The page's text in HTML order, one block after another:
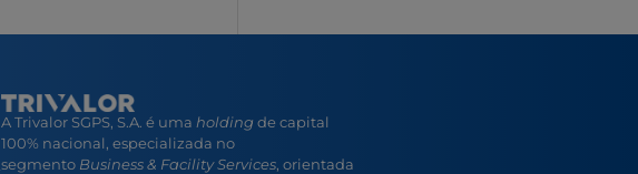
A Trivalor SGPS, S.A. é uma holding de capital
100% nacional, especializada no
segmento Business & Facility Services, orientada